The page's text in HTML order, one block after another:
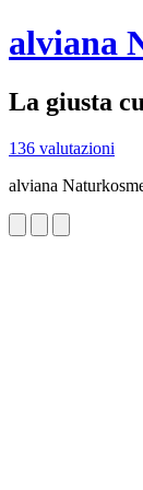
alviana
La giusta
136 valutazioni
alviana